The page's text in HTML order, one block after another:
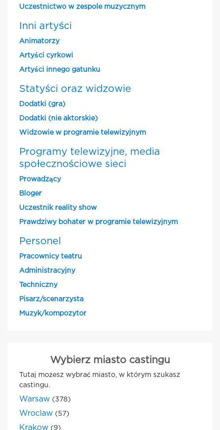
Uczestnictwo w zespole muzycznym
Inni artyści
Animatorzy
Artyści cyrkowi
Artyści innego gatunku
Statyści oraz widzowie
Dodatki (gra)
Dodatki (nie aktorskie)
Widzowie w programie telewizyjnym
Programy telewizyjne, media
społecznościowe sieci
Prowadzący
Bloger
Uczestnik reality show
Prawdziwy bohater w programie telewizyjnym
Personel
Pracownicy teatru
Administracyjny
Techniczny
Pisarz/scenarzysta
Muzyk/kompozytor
Wybierz miasto castingu
Tutaj możesz wybrać miasto, w którym szukasz
castingu.
Warsaw (378)
Wroclaw (57)
Krakow (9)